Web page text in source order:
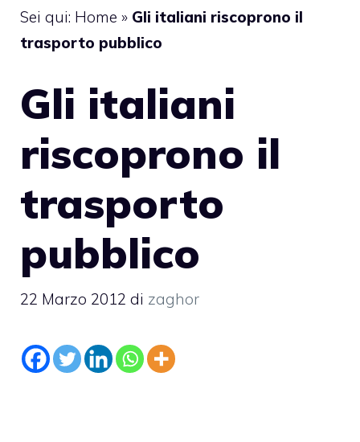
Sei qui: Home » Gli italiani riscoprono il
trasporto pubblico
Gli italiani
riscoprono il
trasporto
pubblico
22 Marzo 2012 di zaghor